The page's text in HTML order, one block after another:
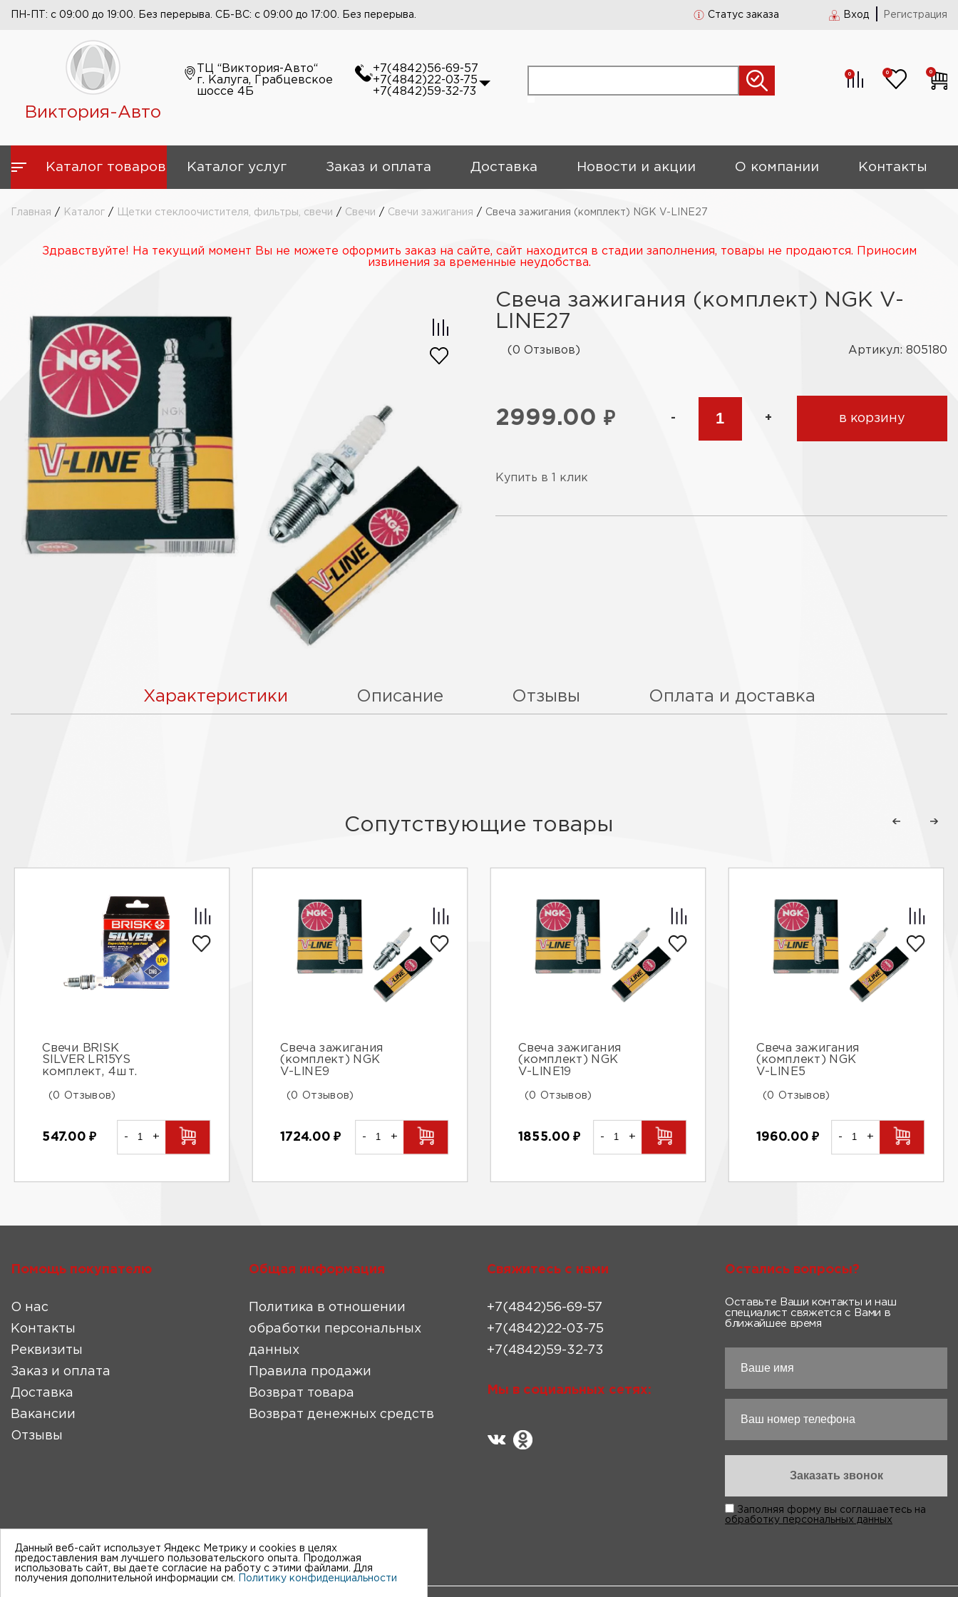
ПН-ПТ: с 09:00 до 19:00. Без перерыва. СБ-ВС: с 09:00 до 17:00. Без перерыва. Статус заказа Вход Регистрация
Виктория-Авто
ТЦ “Виктория-Авто“
г. Калуга, Грабцевское
шоссе 4Б
+7(4842)56-69-57
+7(4842)22-03-75
+7(4842)59-32-73
0 0 0
Каталог товаров Каталог услуг Заказ и оплата Доставка Новости и акции О компании Контакты
Главная / Каталог / Щетки стеклоочистителя, фильтры, свечи / Свечи / Свечи зажигания / Свеча зажигания (комплект) NGK V-LINE27
Здравствуйте! На текущий момент Вы не можете оформить заказ на сайте, сайт находится в стадии заполнения, товары не продаются. Приносим
извинения за временные неудобства.
Свеча зажигания (комплект) NGK V-
LINE27
(0 Отзывов) Артикул: 805180
2999.00 ₽ - + в корзину
Купить в 1 клик
Характеристики Описание Отзывы Оплата и доставка
Сопутствующие товары
Свечи BRISK
SILVER LR15YS
комплект, 4шт.
(0 Отзывов)
547.00₽ - +
Свеча зажигания
(комплект) NGK
V-LINE9
(0 Отзывов)
1724.00₽ - +
Свеча зажигания
(комплект) NGK
V-LINE19
(0 Отзывов)
1855.00₽ - +
Свеча зажигания
(комплект) NGK
V-LINE5
(0 Отзывов)
1960.00₽ - +
Помощь покупателю
О нас
Контакты
Реквизиты
Заказ и оплата
Доставка
Вакансии
Отзывы
Общая информация
Политика в отношении
обработки персональных
данных
Правила продажи
Возврат товара
Возврат денежных средств
Свяжитесь с нами
+7(4842)56-69-57
+7(4842)22-03-75
+7(4842)59-32-73
Мы в социальных сетях:
Остались вопросы?
Оставьте Ваши контакты и наш
специалист свяжется с Вами в
ближайшее время
Заполняя форму вы соглашаетесь на
обработку персональных данных
Данный веб-сайт использует Яндекс Метрику и cookies в целях
предоставления вам лучшего пользовательского опыта. Продолжая
использовать сайт, вы даете согласие на работу с этими файлами. Для
получения дополнительной информации см.
Политику конфиденциальности